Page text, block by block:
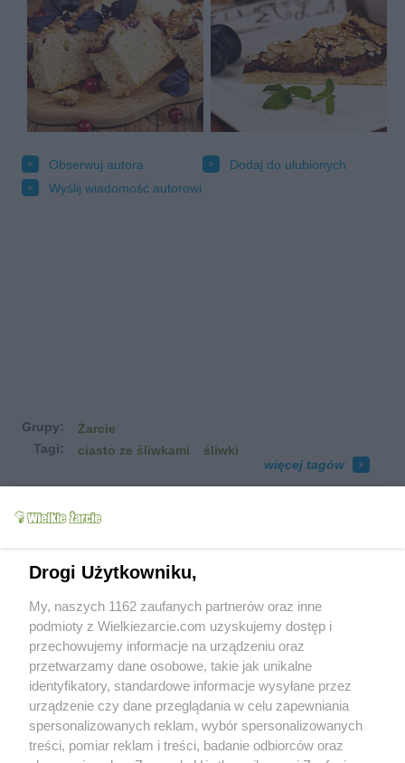
Obserwuj autora
Dodaj do ulubionych
Wyślij wiadomość autorowi
Grupy:
Żarcie
Tagi:
ciasto ze śliwkami
śliwki
więcej tagów
bardziej niż z jabłkami
Lea2 (2016-10-03 22:41)
Lubię ciacha ze śliwkami, drożdżówki i
nadziewane rogaliki, a szczególnie z
dodatkiem różnych orzechów, marcepana i
ciemnej czekolady.
Wkn (2016-10-03 23:04)
Ja niestety lubię niemal wszelkie ciasta - dziś
delektowałam się keksem dyniowym (szkoda,
że kupny - trzeba podrobić ;))
Drogi Użytkowniku,
My, naszych 1162 zaufanych partnerów oraz inne
podmioty z Wielkiezarcie.com uzyskujemy dostęp i
przechowujemy informacje na urządzeniu oraz
przetwarzamy dane osobowe, takie jak unikalne
identyfikatory, standardowe informacje wysyłane przez
urządzenie czy dane przeglądania w celu zapewniania
spersonalizowanych reklam, wybór spersonalizowanych
treści, pomiar reklam i treści, badanie odbiorców oraz